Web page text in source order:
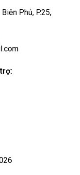
Phủ, P.25,